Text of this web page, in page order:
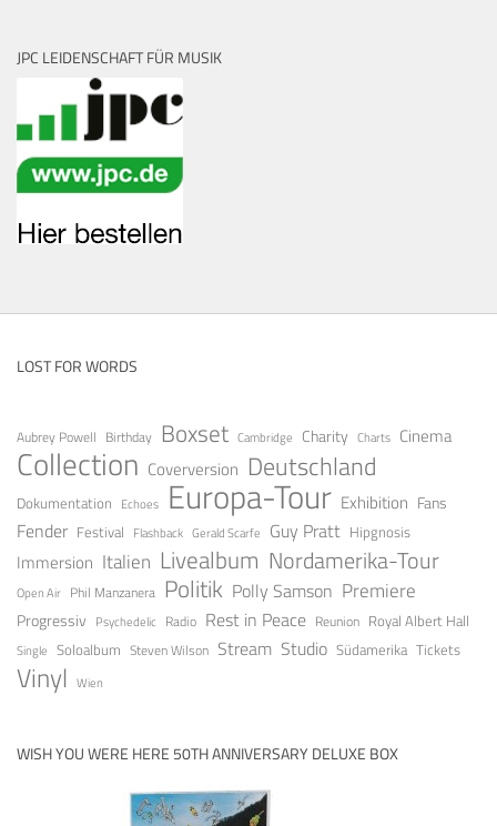
JPC LEIDENSCHAFT FÜR MUSIK
LOST FOR WORDS
Aubrey Powell Birthday Boxset Cambridge Charity Charts Cinema
Collection Coverversion Deutschland
Dokumentation Echoes Europa-Tour Exhibition Fans
Fender Festival Flashback Gerald Scarfe Guy Pratt Hipgnosis
Immersion Italien Livealbum Nordamerika-Tour
Open Air Phil Manzanera Politik Polly Samson Premiere
Progressiv Psychedelic Radio Rest in Peace Reunion Royal Albert Hall
Single Soloalbum Steven Wilson Stream Studio Südamerika Tickets
Vinyl Wien
WISH YOU WERE HERE 50TH ANNIVERSARY DELUXE BOX